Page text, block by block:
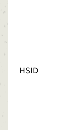
HSID